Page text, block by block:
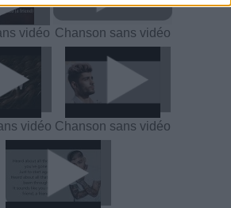
vidéo Chanson sans vidéo
vidéo Chanson sans vidéo